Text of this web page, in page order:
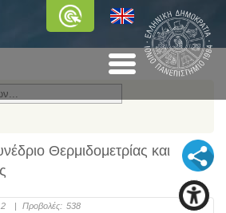
Θερμιδομετρίας και
| Προβολές: 538